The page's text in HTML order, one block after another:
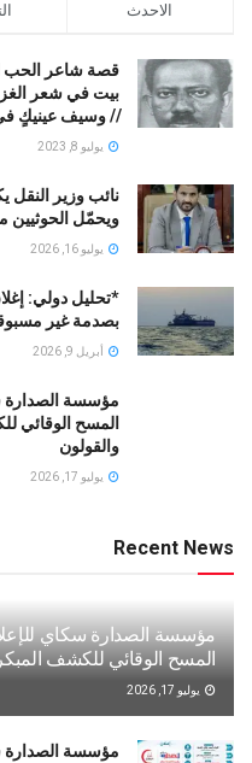
الاحدث
قصة شاعر الحب
بيت في شعر
// ﻭﺳﻴﻒ ﻋﻴﻨﻴﻚٍ ﻓﻲ
يوليو 8, 2023
نائب وزير
ويحمّل الحوثيين
يوليو 16, 2026
*تحليل دولي:
بصدمة غير
أبريل 9, 2026
مؤسسة الصدارة
المسح الوقائي
والقولون
يوليو 17, 2026
Recent News
مؤسسة الصدارة سكاي
المسح الوقائي للكشف
يوليو 17, 2026
مؤسسة الصدارة